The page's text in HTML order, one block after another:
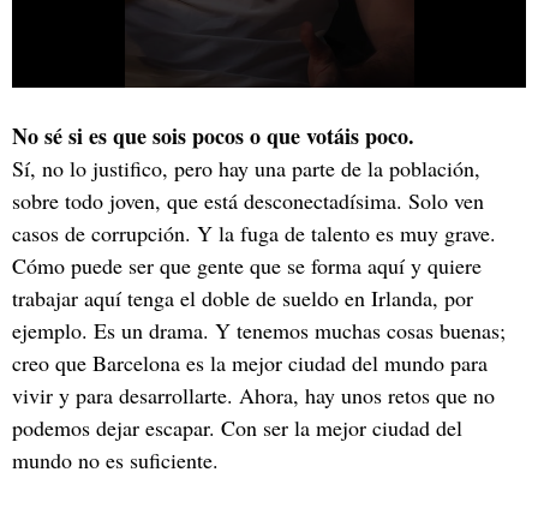
No sé si es que sois pocos o que votáis poco.
Sí, no lo justifico, pero hay una parte de la población,
sobre todo joven, que está desconectadísima. Solo ven
casos de corrupción. Y la fuga de talento es muy grave.
Cómo puede ser que gente que se forma aquí y quiere
trabajar aquí tenga el doble de sueldo en Irlanda, por
ejemplo. Es un drama. Y tenemos muchas cosas buenas;
creo que Barcelona es la mejor ciudad del mundo para
vivir y para desarrollarte. Ahora, hay unos retos que no
podemos dejar escapar. Con ser la mejor ciudad del
mundo no es suficiente.